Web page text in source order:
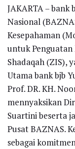
JAKARTA – bank
Nasional
Kesepahaman
untuk Penguatan
Shadaqah (ZIS),
Utama bank bjb
Prof. DR. KH.
mennyaksikan
Suartini beserta
Pusat BAZNAS.
sebagai